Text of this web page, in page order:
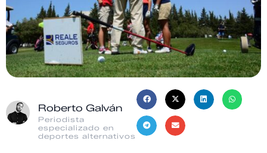
Roberto Galván
Periodista
especializado en
deportes alternativos